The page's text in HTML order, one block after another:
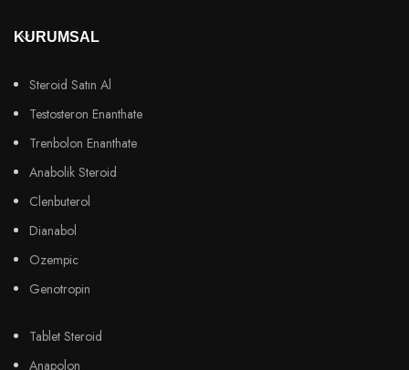
KURUMSAL
Steroid Satın Al
Testosteron Enanthate
Trenbolon Enanthate
Anabolik Steroid
Clenbuterol
Dianabol
Ozempic
Genotropin
Tablet Steroid
Anapolon